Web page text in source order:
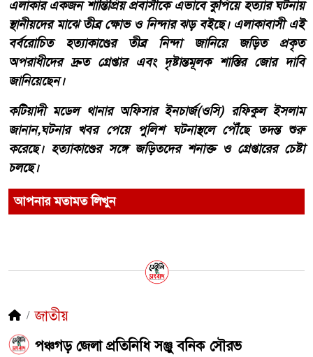
​​এলাকার একজন শান্তিপ্রিয় প্রবাসীকে এভাবে কুপিয়ে হত্যার ঘটনায়
স্থানীয়দের মাঝে তীব্র ক্ষোভ ও নিন্দার ঝড় বইছে। এলাকাবাসী এই
বর্বরোচিত হত্যাকাণ্ডের তীব্র নিন্দা জানিয়ে জড়িত প্রকৃত
অপরাধীদের দ্রুত গ্রেপ্তার এবং দৃষ্টান্তমূলক শাস্তির জোর দাবি
জানিয়েছেন।
কটিয়াদী মডেল থানার অফিসার ইনচার্জ(ওসি) রফিকুল ইসলাম
জানান,ঘটনার খবর পেয়ে পুলিশ ঘটনাস্থলে পৌঁছে তদন্ত শুরু
করেছে। হত্যাকাণ্ডের সঙ্গে জড়িতদের শনাক্ত ও গ্রেপ্তারের চেষ্টা
চলছে।
আপনার মতামত লিখুন
জাতীয়
পঞ্চগড় জেলা প্রতিনিধি সঞ্জু বনিক সৌরভ